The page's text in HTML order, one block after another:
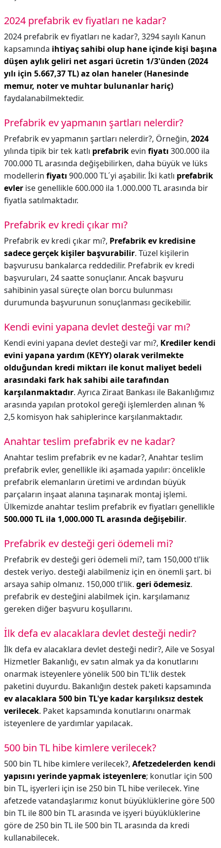
2024 prefabrik ev fiyatları ne kadar?
2024 prefabrik ev fiyatları ne kadar?, 3294 sayılı Kanun
kapsamında ihtiyaç sahibi olup hane içinde kişi başına
düşen aylık geliri net asgari ücretin 1/3'ünden (2024
yılı için 5.667,37 TL) az olan haneler (Hanesinde
memur, noter ve muhtar bulunanlar hariç)
faydalanabilmektedir.
Prefabrik ev yapmanın şartları nelerdir?
Prefabrik ev yapmanın şartları nelerdir?, Örneğin, 2024
yılında tipik bir tek katlı prefabrik evin fiyatı 300.000 ila
700.000 TL arasında değişebilirken, daha büyük ve lüks
modellerin fiyatı 900.000 TL´yi aşabilir. İki katlı prefabrik
evler ise genellikle 600.000 ila 1.000.000 TL arasında bir
fiyatla satılmaktadır.
Prefabrik ev kredi çıkar mı?
Prefabrik ev kredi çıkar mı?, Prefabrik ev kredisine
sadece gerçek kişiler başvurabilir. Tüzel kişilerin
başvurusu bankalarca reddedilir. Prefabrik ev kredi
başvuruları, 24 saatte sonuçlanır. Ancak başvuru
sahibinin yasal süreçte olan borcu bulunması
durumunda başvurunun sonuçlanması gecikebilir.
Kendi evini yapana devlet desteği var mı?
Kendi evini yapana devlet desteği var mı?, Krediler kendi
evini yapana yardım (KEYY) olarak verilmekte
olduğundan kredi miktarı ile konut maliyet bedeli
arasındaki fark hak sahibi aile tarafından
karşılanmaktadır. Ayrıca Ziraat Bankası ile Bakanlığımız
arasında yapılan protokol gereği işlemlerden alınan %
2,5 komisyon hak sahiplerince karşılanmaktadır.
Anahtar teslim prefabrik ev ne kadar?
Anahtar teslim prefabrik ev ne kadar?, Anahtar teslim
prefabrik evler, genellikle iki aşamada yapılır: öncelikle
prefabrik elemanların üretimi ve ardından büyük
parçaların inşaat alanına taşınarak montaj işlemi.
Ülkemizde anahtar teslim prefabrik ev fiyatları genellikle
500.000 TL ila 1,000.000 TL arasında değişebilir.
Prefabrik ev desteği geri ödemeli mi?
Prefabrik ev desteği geri ödemeli mi?, tam 150,000 tl'lik
destek veriyo. desteği alabilmeniz için en önemli şart. bi
arsaya sahip olmanız. 150,000 tl'lik. geri ödemesiz.
prefabrik ev desteğini alabilmek için. karşılamanız
gereken diğer başvuru koşullarını.
İlk defa ev alacaklara devlet desteği nedir?
İlk defa ev alacaklara devlet desteği nedir?, Aile ve Sosyal
Hizmetler Bakanlığı, ev satın almak ya da konutlarını
onarmak isteyenlere yönelik 500 bin TL'lik destek
paketini duyurdu. Bakanlığın destek paketi kapsamında
ev alacaklara 500 bin TL'ye kadar karşılıksız destek
verilecek. Paket kapsamında konutlarını onarmak
isteyenlere de yardımlar yapılacak.
500 bin TL hibe kimlere verilecek?
500 bin TL hibe kimlere verilecek?, Afetzedelerden kendi
yapısını yerinde yapmak isteyenlere; konutlar için 500
bin TL, işyerleri için ise 250 bin TL hibe verilecek. Yine
afetzede vatandaşlarımız konut büyüklüklerine göre 500
bin TL ile 800 bin TL arasında ve işyeri büyüklüklerine
göre de 250 bin TL ile 500 bin TL arasında da kredi
kullanabilecek.